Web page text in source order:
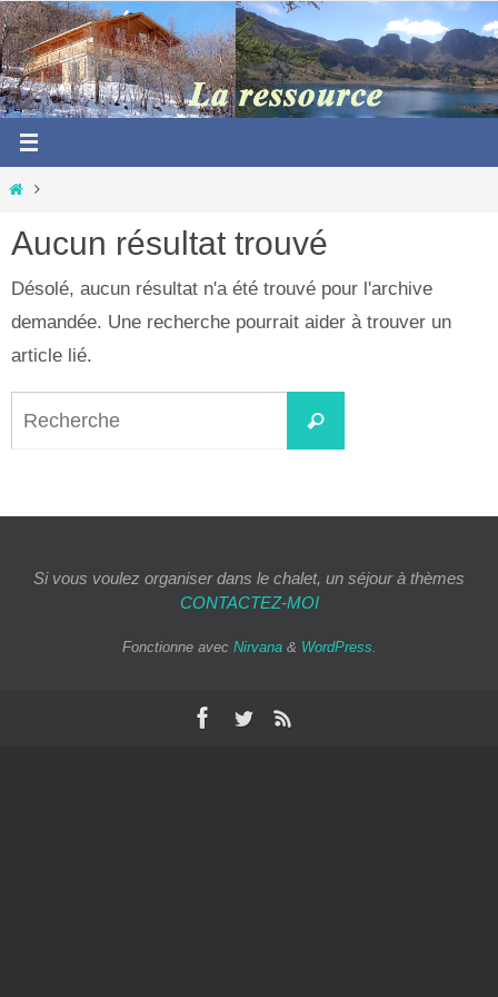
Passer
vers
le
contenu
Home
Aucun résultat trouvé
Désolé, aucun résultat n'a été trouvé pour l'archive
demandée. Une recherche pourrait aider à trouver un
article lié.
Recherche
Si vous voulez organiser dans le chalet, un séjour à thèmes
CONTACTEZ-MOI
Fonctionne avec Nirvana& WordPress.